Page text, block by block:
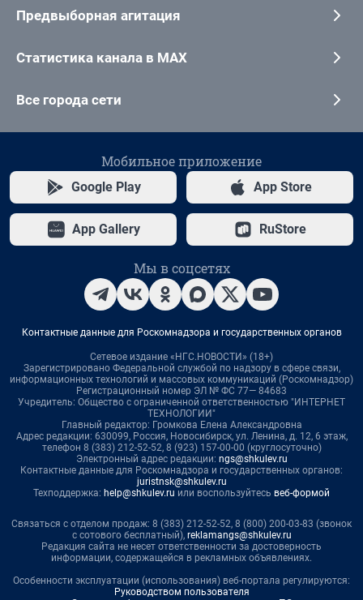
Предвыборная агитация
Статистика канала в MAX
Все города сети
Мобильное приложение
Google Play App Store
App Gallery RuStore
Мы в соцсетях
Контактные данные для Роскомнадзора и государственных органов
Сетевое издание «НГС.НОВОСТИ» (18+)
Зарегистрировано Федеральной службой по надзору в сфере связи,
информационных технологий и массовых коммуникаций (Роскомнадзор)
Регистрационный номер ЭЛ № ФС 77— 84683
Учредитель: Общество с ограниченной ответственностью "ИНТЕРНЕТ
ТЕХНОЛОГИИ"
Главный редактор: Громкова Елена Александровна
Адрес редакции: 630099, Россия, Новосибирск, ул. Ленина, д. 12, 6 этаж,
телефон 8 (383) 212-52-52, 8 (923) 157-00-00 (круглосуточно)
Электронный адрес редакции: ngs@shkulev.ru
Контактные данные для Роскомнадзора и государственных органов:
juristnsk@shkulev.ru
Техподдержка: help@shkulev.ru или воспользуйтесь веб-формой
Связаться с отделом продаж: 8 (383) 212-52-52, 8 (800) 200-03-83 (звонок
с сотового бесплатный), reklamangs@shkulev.ru
Редакция сайта не несет ответственности за достоверность
информации, содержащейся в рекламных объявлениях.
Особенности эксплуатации (использования) веб-портала регулируются:
Руководством пользователя